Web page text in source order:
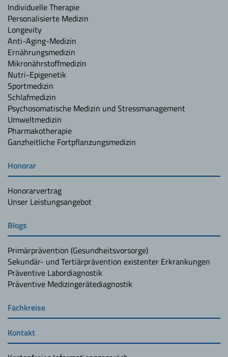
Individuelle Therapie
Personalisierte Medizin
Longevity
Anti-Aging-Medizin
Ernährungsmedizin
Mikronährstoffmedizin
Nutri-Epigenetik
Sportmedizin
Schlafmedizin
Psychosomatische Medizin und Stressmanagement
Umweltmedizin
Pharmakotherapie
Ganzheitliche Fortpflanzungsmedizin
Honorar
Honorarvertrag
Unser Leistungsangebot
Blogs
Primärprävention (Gesundheitsvorsorge)
Sekundär- und Tertiärprävention existenter Erkrankungen
Präventive Labordiagnostik
Präventive Medizingerätediagnostik
Fachkreise
Kontakt